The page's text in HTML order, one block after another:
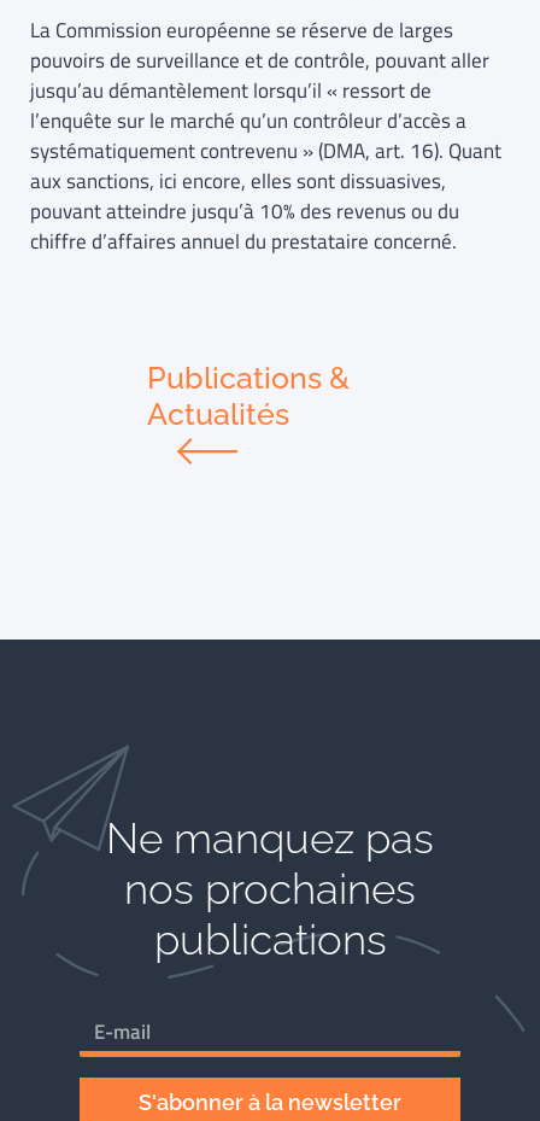
La Commission européenne se réserve de larges
pouvoirs de surveillance et de contrôle, pouvant aller
jusqu’au démantèlement lorsqu’il « ressort de
l’enquête sur le marché qu’un contrôleur d’accès a
systématiquement contrevenu » (DMA, art. 16). Quant
aux sanctions, ici encore, elles sont dissuasives,
pouvant atteindre jusqu’à 10% des revenus ou du
chiffre d’affaires annuel du prestataire concerné.
Publications &
Actualités
Ne manquez pas
nos prochaines
publications
S'abonner à la newsletter